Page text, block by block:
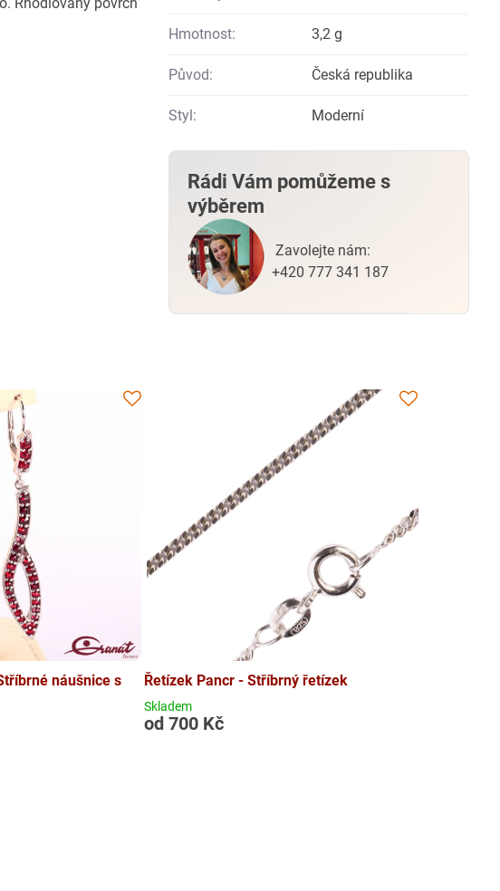
Hmotnost: 3,2 g
Původ: Česká republika
Styl: Moderní
Rádi Vám pomůžeme s
výběrem
Zavolejte nám:
+420 777 341 187
náušnice s
Řetízek Pancr - Stříbrný řetízek
Skladem
od 700 Kč